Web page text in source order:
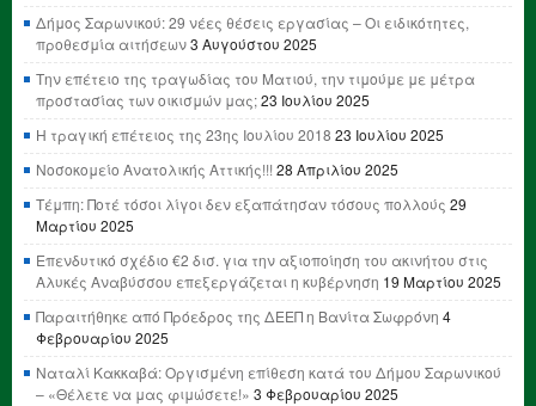
Δήμος Σαρωνικού: 29 νέες θέσεις εργασίας – Οι ειδικότητες,
προθεσμία αιτήσεων3 Αυγούστου 2025
Την επέτειο της τραγωδίας του Ματιού, την τιμούμε με μέτρα
προστασίας των οικισμών μας;23 Ιουλίου 2025
Η τραγική επέτειος της 23ης Ιουλίου 2018 23 Ιουλίου 2025
Νοσοκομείο Ανατολικής Αττικής!!! 28 Απριλίου 2025
Τέμπη: Ποτέ τόσοι λίγοι δεν εξαπάτησαν τόσους πολλούς 29
Μαρτίου 2025
Επενδυτικό σχέδιο €2 δισ. για την αξιοποίηση του ακινήτου στις
Αλυκές Αναβύσσου επεξεργάζεται η κυβέρνηση 19 Μαρτίου 2025
Παραιτήθηκε από Πρόεδρος της ΔΕΕΠ η Βανίτα Σωφρόνη 4
Φεβρουαρίου 2025
Ναταλί Κακκαβά: Οργισμένη επίθεση κατά του Δήμου Σαρωνικού
– «Θέλετε να μας φιμώσετε!» 3 Φεβρουαρίου 2025